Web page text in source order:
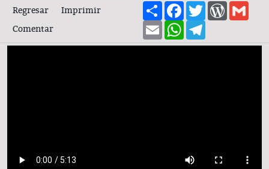
Regresar
Imprimir
Comentar
ShareFacebook
Twitter
EmailWhatsApp